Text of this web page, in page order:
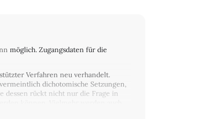
möglich. Zugangsdaten für die
Verfahren neu verhandelt.
dichotomische Setzungen,
rückt nicht nur die Frage in